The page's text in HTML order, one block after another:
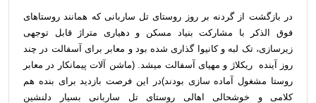
در بازگشت از گردنه بر روز روستای تل ساربانی که همانند روستاهای
فوق الذکر با مشارکت بنیاد مسکن و دهیاری متراژ قابل توجهی
زیرسازی، تک لبه و کانیوا گذاری شده بود و معابر برای آسفالت در چند
روز آینده ریکلاژ و مهیای آسفالت میشد. (ماشن آلات پیمانکار در معابر
روستا مشغول آماده سازی بودند)در این فرصت بازدید برای بنده هم
کلامی و خوشحالی اهالی روستای تل ساربانی بسیار دلنشین